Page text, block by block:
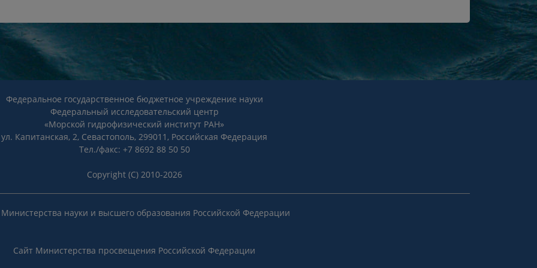
Федеральное государственное бюджетное учреждение науки
Федеральный исследовательский центр
«Морской гидрофизический институт РАН»
ул. Капитанская, 2, Севастополь, 299011, Российская Федерация
Тел./факс: +7 8692 88 50 50
Copyright (C) 2010-2026
науки и высшего образования Российской Федерации
Сайт Министерства просвещения Российской Федерации